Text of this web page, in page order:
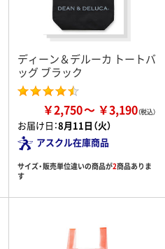
ディーン＆デルーカ トートバ
ッグ ブラック
￥2,750 ￥3,190
お届け日：8月11日（火）
アスクル在庫商品
サイズ・販売単位違いの商品が2商品ありま
す